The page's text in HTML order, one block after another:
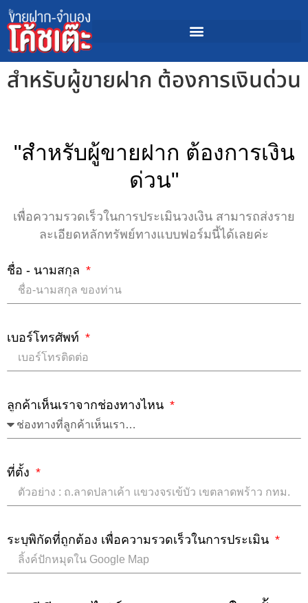
สำหรับผู้ขายฝาก ต้องการเงินด่วน
"สำหรับผู้ขายฝาก ต้องการเงิน
ด่วน"
เพื่อความรวดเร็วในการประเมินวงเงิน สามารถส่งราย
ละเอียดหลักทรัพย์ทางแบบฟอร์มนี้ได้เลยค่ะ
ชื่อ - นามสกุล
เบอร์โทรศัพท์
ลูกค้าเห็นเราจากช่องทางไหน
ที่ตั้ง
ระบุพิกัดที่ถูกต้อง เพื่อความรวดเร็วในการประเมิน